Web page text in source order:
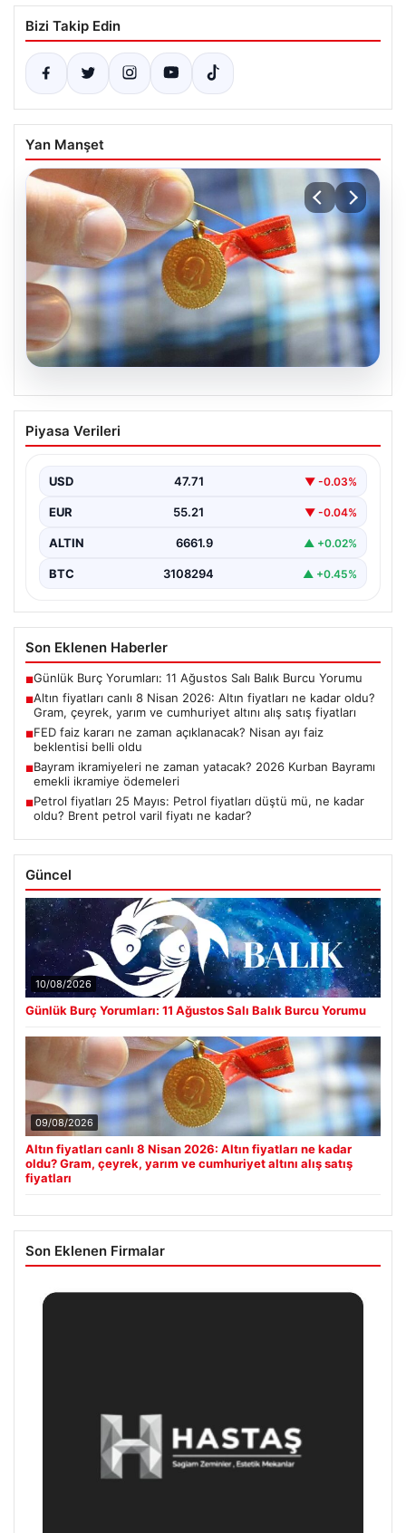
Bizi Takip Edin
Yan Manşet
09.08.2026
Altın fiyatları canlı 8 Nisan 2026: Altın
fiyatları ne kadar oldu? Gram, çeyrek,
fiyatları
Piyasa Verileri
USD 47.71 ▼ -0.03%
EUR 55.21 ▼ -0.04%
ALTIN 6661.9 ▲ +0.02%
BTC 3108294 ▲ +0.45%
Son Eklenen Haberler
■Günlük Burç Yorumları: 11 Ağustos Salı Balık Burcu Yorumu
■Altın fiyatları canlı 8 Nisan 2026: Altın fiyatları ne kadar oldu?
Gram, çeyrek, yarım ve cumhuriyet altını alış satış fiyatları
■FED faiz kararı ne zaman açıklanacak? Nisan ayı faiz
beklentisi belli oldu
■Bayram ikramiyeleri ne zaman yatacak? 2026 Kurban Bayramı
emekli ikramiye ödemeleri
■Petrol fiyatları 25 Mayıs: Petrol fiyatları düştü mü, ne kadar
oldu? Brent petrol varil fiyatı ne kadar?
Güncel
10/08/2026
Günlük Burç Yorumları: 11 Ağustos Salı Balık Burcu Yorumu
09/08/2026
Altın fiyatları canlı 8 Nisan 2026: Altın fiyatları ne kadar
oldu? Gram, çeyrek, yarım ve cumhuriyet altını alış satış
fiyatları
Son Eklenen Firmalar